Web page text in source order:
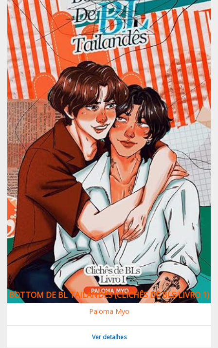
BOTTOM DE BL TAILANDÊS (CLICHÊS DE BLS LIVRO 1)
Paloma Myo
Ver detalhes